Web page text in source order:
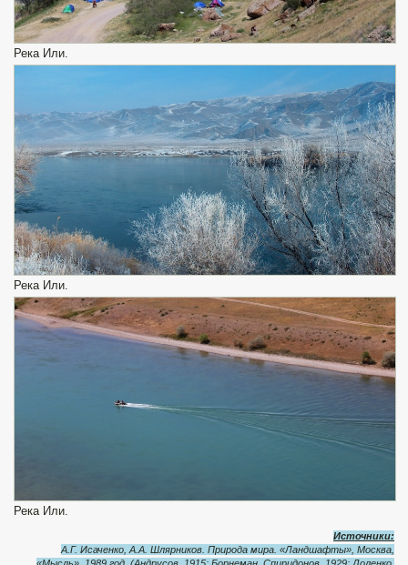
Река Или.
Река Или.
Река Или.
Источники:
А.Г. Исаченко, А.А. Шлярников. Природа мира. «Ландшафты», Москва,